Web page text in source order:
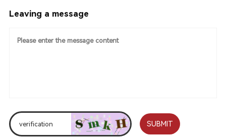
Leaving a message
SUBMIT